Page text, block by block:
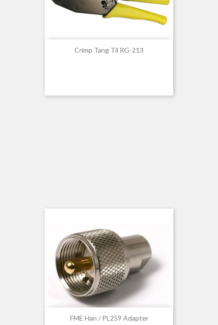
Crimp Tang Til RG-213
FME Han / PL259 Adapter